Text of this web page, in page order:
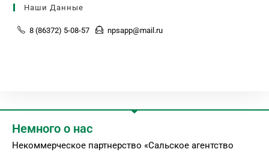
Наши Данные
8 (86372) 5-08-57 npsapp@mail.ru
Немного о нас
Некоммерческое партнерство «Сальское агентство